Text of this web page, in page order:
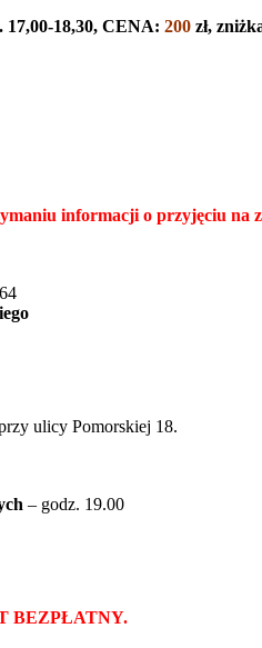
17,00-18,30, CENA: 200 zł,
informacji o przyjęciu na
ulicy Pomorskiej 18.
– godz. 19.00
BEZPŁATNY.